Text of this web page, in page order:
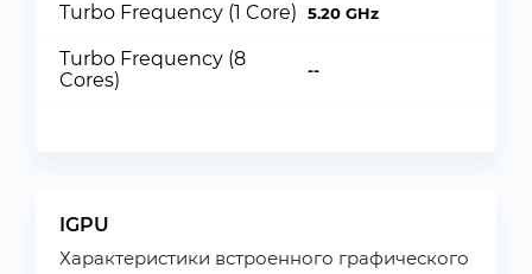
Turbo Frequency (1 Core) 5.20 GHz
Turbo Frequency (8
Cores)
--
IGPU
Характеристики встроенного графического